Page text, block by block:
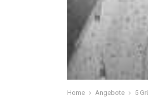
Home Angebote 5